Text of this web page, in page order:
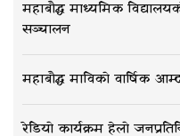
महाबौद्ध माध्यमिक
सञ्चालन
महाबौद्ध माविको वार्षिक
रेडियो कार्यक्रम हेलो